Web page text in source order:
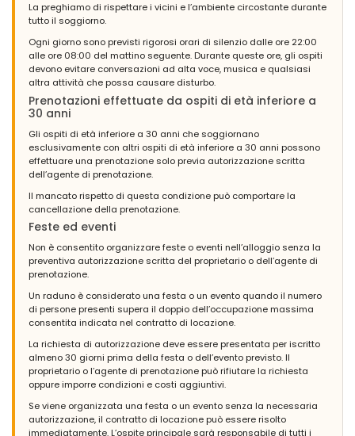
La preghiamo di rispettare i vicini e l’ambiente circostante durante
tutto il soggiorno.
Ogni giorno sono previsti rigorosi orari di silenzio dalle ore 22:00
alle ore 08:00 del mattino seguente. Durante queste ore, gli ospiti
devono evitare conversazioni ad alta voce, musica e qualsiasi
altra attività che possa causare disturbo.
Prenotazioni effettuate da ospiti di età inferiore a
30 anni
Gli ospiti di età inferiore a 30 anni che soggiornano
esclusivamente con altri ospiti di età inferiore a 30 anni possono
effettuare una prenotazione solo previa autorizzazione scritta
dell’agente di prenotazione.
Il mancato rispetto di questa condizione può comportare la
cancellazione della prenotazione.
Feste ed eventi
Non è consentito organizzare feste o eventi nell’alloggio senza la
preventiva autorizzazione scritta del proprietario o dell’agente di
prenotazione.
Un raduno è considerato una festa o un evento quando il numero
di persone presenti supera il doppio dell’occupazione massima
consentita indicata nel contratto di locazione.
La richiesta di autorizzazione deve essere presentata per iscritto
almeno 30 giorni prima della festa o dell’evento previsto. Il
proprietario o l’agente di prenotazione può rifiutare la richiesta
oppure imporre condizioni e costi aggiuntivi.
Se viene organizzata una festa o un evento senza la necessaria
autorizzazione, il contratto di locazione può essere risolto
immediatamente. L’ospite principale sarà responsabile di tutti i